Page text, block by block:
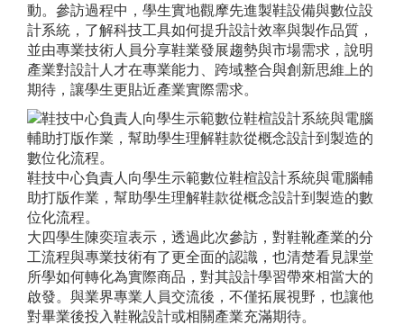
動。參訪過程中，學生實地觀摩先進製鞋設備與數位設
計系統，了解科技工具如何提升設計效率與製作品質，
並由專業技術人員分享鞋業發展趨勢與市場需求，說明
產業對設計人才在專業能力、跨域整合與創新思維上的
期待，讓學生更貼近產業實際需求。
鞋技中心負責人向學生示範數位鞋楦設計系統與電腦輔
助打版作業，幫助學生理解鞋款從概念設計到製造的數
位化流程。
大四學生陳奕瑄表示，透過此次參訪，對鞋靴產業的分
工流程與專業技術有了更全面的認識，也清楚看見課堂
所學如何轉化為實際商品，對其設計學習帶來相當大的
啟發。與業界專業人員交流後，不僅拓展視野，也讓他
對畢業後投入鞋靴設計或相關產業充滿期待。